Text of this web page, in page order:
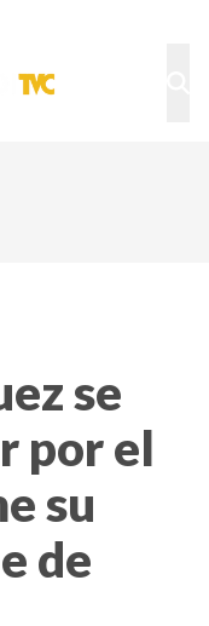
se
por el
su
de